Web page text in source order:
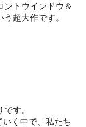
ントウインドウ＆
超大作です。
す。
く中で、私たち